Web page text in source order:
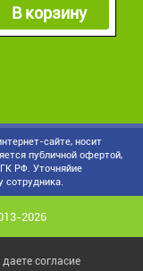
В корзину
сайте, носит
публичной офертой,
РФ. Уточняйие
сотрудника.
2026
согласие